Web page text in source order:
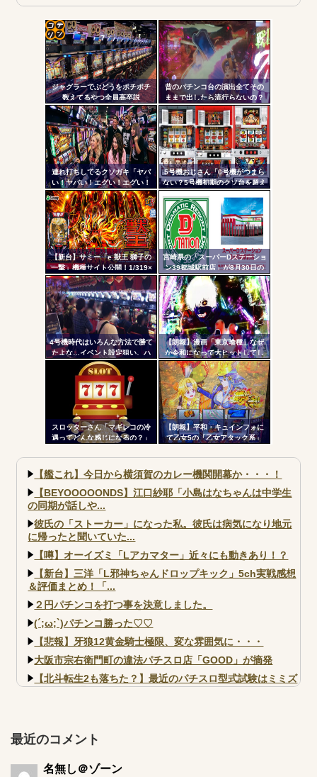
パチンコで人気のないキャラを青色担当にするのやめろや
ワイ、パチンコ屋店員の目の前で会員カードを握り潰し
「今までありがとう」と...
無職のパチンコカス(22)なんやが、ワイの人生どれくらい
ヤバいか教えて？...
AngelBeats!とかいうクソアニメの思い出ｗｗｗ
Powered by livedoor 相互RSS
ジャグラーでぶどうをポチポチ
数えてるやつ全員高卒説
昔のパチンコ台の演出全てその
ままで出したら流行らないの？
連れ打ちしてるクソガキ「ヤバ
い！ヤバい！エグい！エグい！
アツい！アツい！」←語彙力無
さすぎだろｗｗｗ
5号機おじさん「6号機がつまら
ない？5号機初期のクソ台を超え
る事は絶対に無理」
【新台】サミー「e 獣王 獅子の
一撃」機種サイト公開！1/319×
ドデカSTRAIGHT、右の1/2で平
均9,800個のサバチャンに突入
宮崎県の「スーパーDステーショ
ン39都城駅前店」が8月30日の
営業をもって閉店へ
4号機時代はいろんな方法で勝て
たよな…イベント設定狙い、ハ
イエナ、超技術介入機、新装狙
い…
【朗報】漫画「東京喰種」なぜ
か令和になって大ヒットしてし
まうｗｗｗ
スロッターさん「マギレコの冷
遇ってどんな感じになるの？」
【朗報】平和・キュインフォに
て乙女5の「乙女アタック系」
度が公開される！みんなの体感
と比べてどうよ？
コテ
リン
- 固
定リ
ンク
自動
更新
ツー
ル
【艦これ】今日から横須賀のカレー機関開幕か・・・！
【BEYOOOOONDS】江口紗耶「小島はなちゃんは中学生
の同期が話しや...
彼氏の「ストーカー」になった私。彼氏は病気になり地元
に帰ったと聞いていた...
【噂】オーイズミ「Lアカマター」近々にも動きあり！？
【新台】三洋「L邪神ちゃんドロップキック」5ch実戦感想
＆評価まとめ！「...
２円パチンコを打つ事を決意しました。
(´;ω;`)パチンコ勝った♡♡
【悲報】牙狼12黄金騎士極限、変な雰囲気に・・・
大阪市宗右衛門町の違法パチスロ店「GOOD」が摘発
【北斗転生2も落ちた？】最近のパチスロ型式試験はミミズ
的な何かが通りにく...
アズールレーン スロット評価はコイン持ちの悪い疑似ボ天
最近のコメント
名無し＠ゾーン